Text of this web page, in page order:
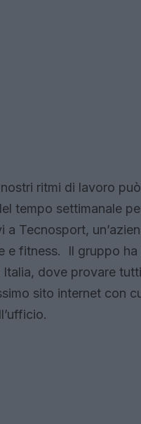
ritmi di lavoro
tempo settimanale
Tecnosport,
e fitness. Il gruppo
dove provare
sito internet con